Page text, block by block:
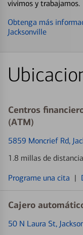
vivimos y trabajamos.
Obtenga más
Jacksonville
Centros
(ATM)
5859 Moncrief Rd,
1.8 millas de distancia
Programe una cita |
Cajero
50 N Laura St,